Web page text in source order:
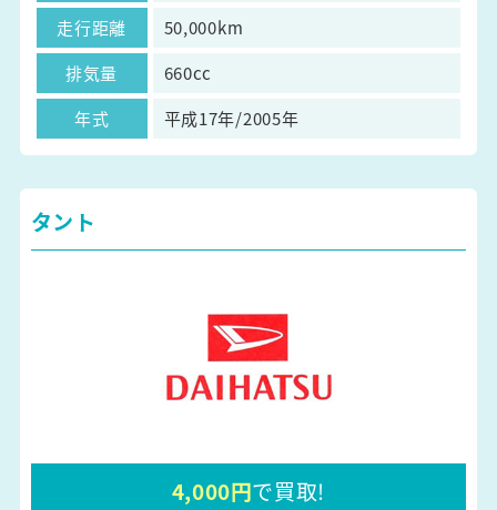
走行距離
50,000km
排気量
660cc
年式
平成17年/2005年
タント
4,000円で買取!